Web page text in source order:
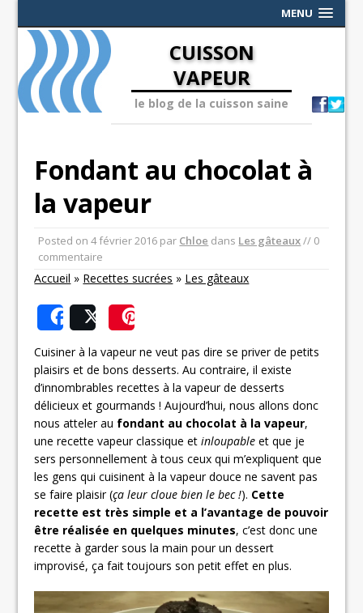
MENU
CUISSON
VAPEUR
le blog de la cuisson saine
Fondant au chocolat à
la vapeur
Posted on4 février 2016 par Chloe dans Les gâteaux// 0
commentaire
Accueil » Recettes sucrées » Les gâteaux
SharePost
Cuisiner à la vapeur ne veut pas dire se priver de petits
plaisirs et de bons desserts. Au contraire, il existe
d’innombrables recettes à la vapeur de desserts
délicieux et gourmands ! Aujourd’hui, nous allons donc
nous atteler au fondant au chocolat à la vapeur,
une recette vapeur classique etinloupableet que je
sers personnellement à tous ceux qui m’expliquent que
les gens qui cuisinent à la vapeur douce ne savent pas
se faire plaisir (ça leur cloue bien le bec !). Cette
recette est très simple et a l’avantage de pouvoir
être réalisée en quelques minutes, c’est donc une
recette à garder sous la main pour un dessert
improvisé, ça fait toujours son petit effet en plus.